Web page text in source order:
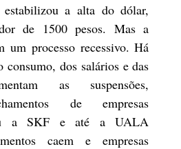
estabilizou a alta do dólar,
de 1500 pesos. Mas a
um processo recessivo. Há
consumo, dos salários e das
as suspensões,
de empresas
a SKF e até a UALA
caem e empresas